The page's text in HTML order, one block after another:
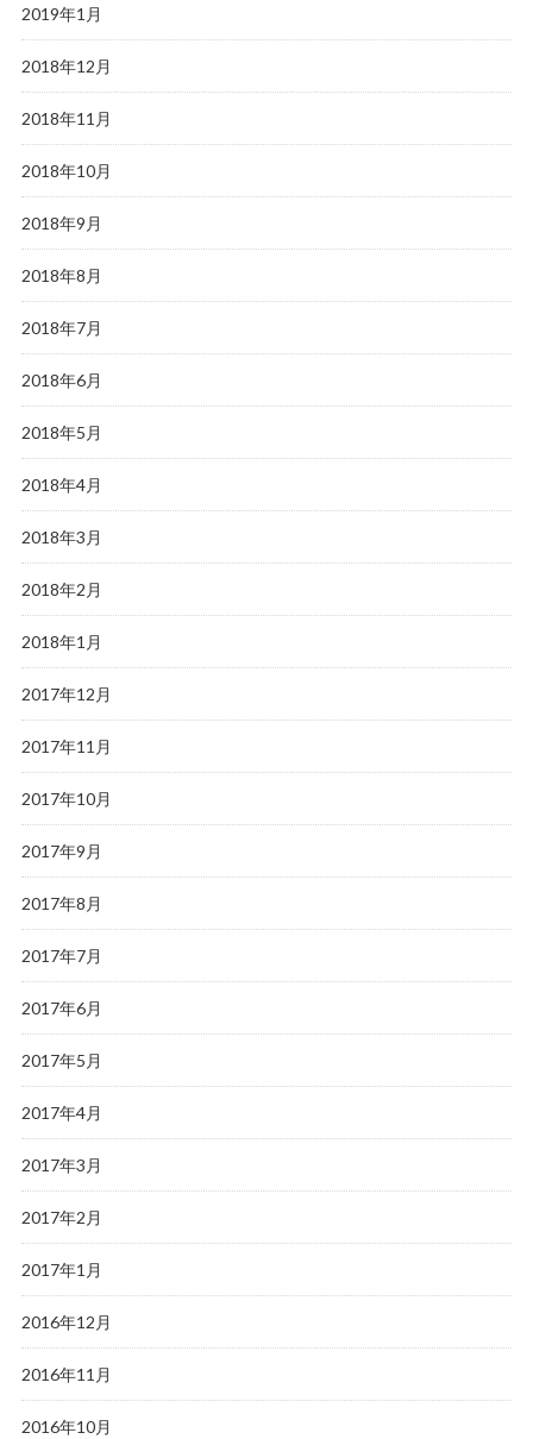
2019年1月
2018年12月
2018年11月
2018年10月
2018年9月
2018年8月
2018年7月
2018年6月
2018年5月
2018年4月
2018年3月
2018年2月
2018年1月
2017年12月
2017年11月
2017年10月
2017年9月
2017年8月
2017年7月
2017年6月
2017年5月
2017年4月
2017年3月
2017年2月
2017年1月
2016年12月
2016年11月
2016年10月